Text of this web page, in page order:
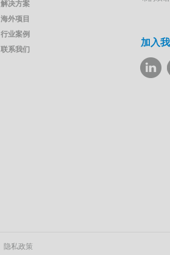
解决方案
海外项目
行业案例
联系我们
加入
隐私政策